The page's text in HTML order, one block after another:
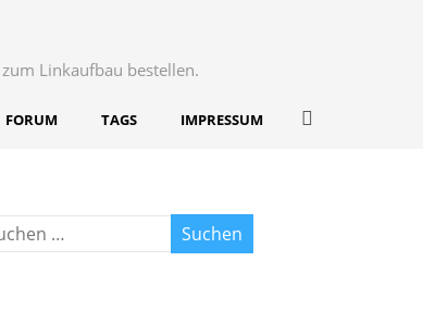
Linkaufbau bestellen.
FORUM TAGS IMPRESSUM